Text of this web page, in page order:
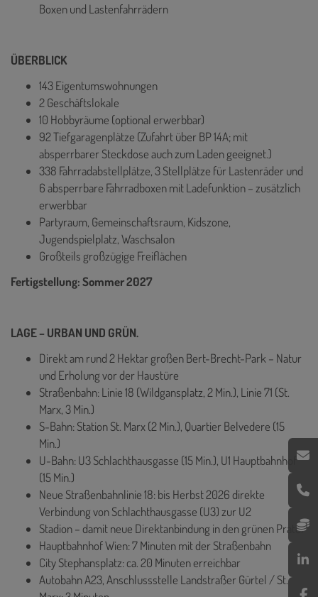
Boxen und Lastenfahrrädern
ÜBERBLICK
143 Eigentumswohnungen
2 Geschäftslokale
10 Hobbyräume (optional erwerbbar)
92 Tiefgaragenplätze (Zufahrt über BP 14A; mit
absperrbarer Steckdose auch zum Laden geeignet.)
338 Fahrradabstellplätze, 3 Stellplätze für Lastenräder und
6 absperrbare Fahrradboxen mit Ladefunktion – zusätzlich
erwerbbar
Partyraum, Gemeinschaftsraum, Kidszone,
Jugendspielplatz, Waschsalon
Großteils großzügige Freiflächen
Fertigstellung: Sommer 2027
LAGE – URBAN UND GRÜN.
Direkt am rund 2 Hektar großen Bert-Brecht-Park – Natur
und Erholung vor der Haustüre
Straßenbahn: Linie 18 (Wildgansplatz, 2 Min.), Linie 71 (St.
Marx, 3 Min.)
S-Bahn: Station St. Marx (2 Min.), Quartier Belvedere (15
Min.)
U-Bahn: U3 Schlachthausgasse (15 Min.), U1 Hauptbahnhof
(15 Min.)
Neue Straßenbahnlinie 18: bis Herbst 2026 direkte
Verbindung von Schlachthausgasse (U3) zur U2
Stadion – damit neue Direktanbindung in den grünen Prater
Hauptbahnhof Wien: 7 Minuten mit der Straßenbahn
City Stephansplatz: ca. 20 Minuten erreichbar
Autobahn A23, Anschlussstelle Landstraßer Gürtel / St.